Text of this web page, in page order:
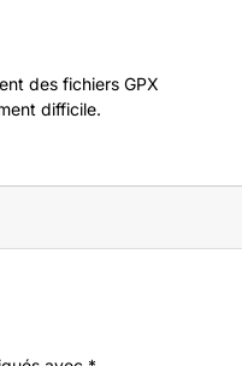
des fichiers GPX
difficile.